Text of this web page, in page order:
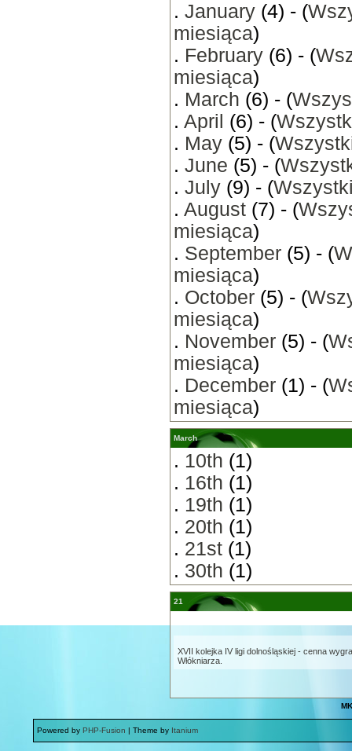
. January (4) - (
miesiąca)
. February (6) - (
miesiąca)
. March (6) - (
. April (6) - (
. May (5) - (
. June (5) - (
. July (9) - (
. August (7) - (
miesiąca)
. September (5) - (
miesiąca)
. October (5) - (
miesiąca)
. November (5) - (
miesiąca)
. December (1) - (
miesiąca)
March
. 10th (1)
. 16th (1)
. 19th (1)
. 20th (1)
. 21st (1)
. 30th (1)
21
XVII kolejka IV ligi dolnośląskiej - cenna
Włókniarza.
Powered by PHP-Fusion | Theme by Itanium